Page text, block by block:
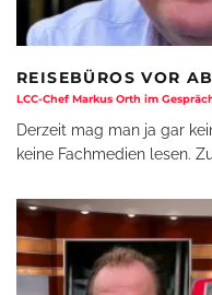
REISEBÜROS VOR
LCC-Chef Markus Orth im
Derzeit mag man ja gar
keine Fachmedien lesen.